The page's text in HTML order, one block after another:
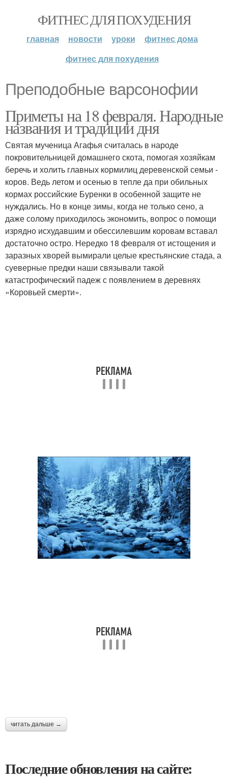
ФИТНЕС ДЛЯ ПОХУДЕНИЯ
главная новости уроки
фитнес дома
фитнес для похудения
Преподобные варсонофии
Приметы на 18 февраля. Народные
названия и традиции дня
Святая мученица Агафья считалась в народе
покровительницей домашнего скота, помогая хозяйкам
беречь и холить главных кормилиц деревенской семьи -
коров. Ведь летом и осенью в тепле да при обильных
кормах российские Буренки в особенной защите не
нуждались. Но в конце зимы, когда не только сено, а
даже солому приходилось экономить, вопрос о помощи
изрядно исхудавшим и обессилевшим коровам вставал
достаточно остро. Нередко 18 февраля от истощения и
заразных хворей вымирали целые крестьянские стада, а
суеверные предки наши связывали такой
катастрофический падеж с появлением в деревнях
«Коровьей смерти».
читать дальше →
Последние обновления на сайте: